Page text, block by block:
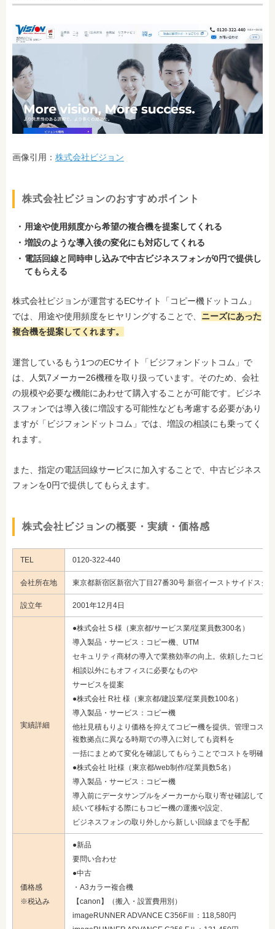
画像引用： 株式会社ビジョン
株式会社ビジョンのおすすめポイント
用途や使用頻度から希望の複合機を提案してくれる
増設のような導入後の変化にも対応してくれる
電話回線と同時申し込みで中古ビジネスフォンが0円で提供し
てもらえる
株式会社ピジョンが運営するECサイト「コピー機ドットコム」
では、用途や使用頻度をヒヤリングすることで、 ニーズにあった
複合機を提案してくれます。
運営しているもう1つのECサイト「ビジフォンドットコム」で
は、人気7メーカー26機種を取り扱っています。そのため、会社
の規模や必要な機能にあわせて購入することが可能です。ビジネ
スフォンでは導入後に増設する可能性なども考慮する必要があり
ますが「ビジフォンドットコム」では、増設の相談にも乗ってく
れます。
また、指定の電話回線サービスに加入することで、中古ビジネス
フォンを0円で提供してもらえます。
株式会社ビジョンの概要・実績・価格感
TEL 0120-322-440
会社所在地 東京都新宿区新宿六丁目27番30号 新宿イーストサイドスク
設立年 2001年12月4日
実績詳細
●株式会社 S 様（東京都/サービス業/従業員数300名）
導入製品・サービス：コピー機、UTM
セキュリティ商材の導入で業務効率の向上。依頼したコピー
相談以外にもオフィスに必要なものや
サービスを提案
●株式会社 R社 様（東京都/建設業/従業員数100名）
導入製品・サービス：コピー機
他社見積もりより価格を抑えてコピー機を提供。管理コスト
複数拠点に異なる時期での導入に対しても資料を
一括にまとめて変化を確認してもらうことでコストを明確化
●株式会社 I社様（東京都/web制作/従業員数5名）
導入製品・サービス：コピー機
導入前にデータサンプルをメーカーから取り寄せ確認しても
続いて移転する際にもコピー機の運搬や設定、
ビジネスフォンの取り外しから新しい回線までを手配
価格感
※税込み
●新品
要問い合わせ
●中古
・A3カラー複合機
【canon】（搬入・設置費用別）
imageRUNNER ADVANCE C356FⅢ：118,580円